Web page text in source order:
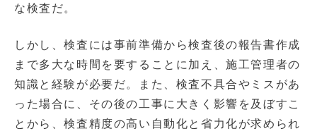
な検査だ。
しかし、検査には事前準備から検査後の報告書作成
まで多大な時間を要することに加え、施工管理者の
知識と経験が必要だ。また、検査不具合やミスがあ
った場合に、その後の工事に大きく影響を及ぼすこ
とから、検査精度の高い自動化と省力化が求められ